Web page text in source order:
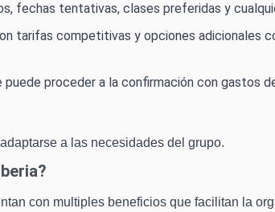
fechas tentativas, clases preferidas y
tarifas competitivas y opciones adicionales
puede proceder a la confirmación con gastos
a las necesidades del grupo.
con multiples beneficios que facilitan la